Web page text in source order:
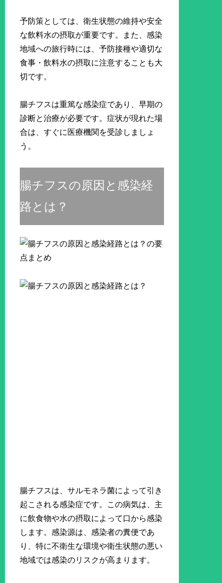
予防策としては、衛生状態の維持や安全
な飲料水の摂取が重要です。また、感染
地域への旅行時には、予防接種や適切な
食事・飲料水の摂取に注意することも大
切です。
腸チフスは重篤な感染症であり、早期の
診断と治療が必要です。症状が現れた場
合は、すぐに医療機関を受診しましょ
う。
腸チフスの原因と感染経
路とは？
腸チフスは、サルモネラ菌によって引き
起こされる感染症です。この病気は、主
に飲食物や水の摂取によって口から感染
します。感染源は、感染者の糞便であ
り、特に不衛生な環境や衛生状態の悪い
地域では感染のリスクが高まります。